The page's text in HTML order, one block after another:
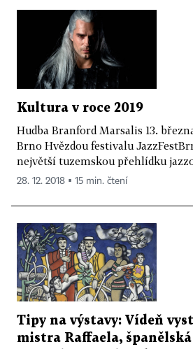
Kultura v roce 2019
Hudba Branford Marsalis 13.
Brno Hvězdou festivalu
největší tuzemskou přehlídku
28. 12. 2018 ▪ 15 min. čtení
Tipy na výstavy: Vídeň
mistra Raffaela,